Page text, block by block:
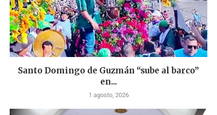
Santo Domingo de Guzmán “sube al barco”
en...
1 agosto, 2026